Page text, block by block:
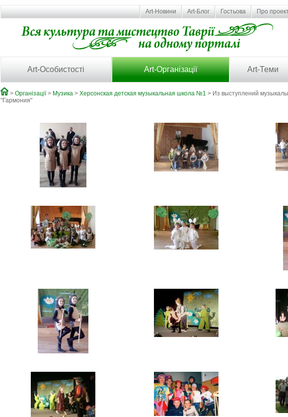
Art-Новини Art-Блог Гостьова Про
Art-Особистості Art-Організації Art-Теми
> Організації> Музика > Херсонская детская музыкальная школа №1 > Из выступлений
"Гармония"